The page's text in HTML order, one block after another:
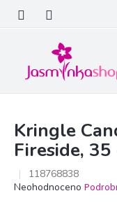
obsah
Kringle
Fireside, 35
118768838
Průměrné
Neohodnoceno